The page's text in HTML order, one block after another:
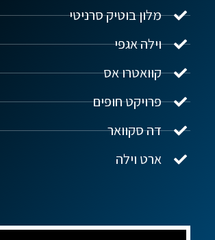
מלון בוטיק סרניטי
וילה אגפי
קוואטרו אס
פרויקט חופים
דה סקוואר
ארט וילה
נדל"ן ביוון G.R.E
שלום! איך אפשר לעזור?